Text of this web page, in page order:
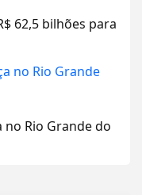
62,5 bilhões para
Rio Grande do